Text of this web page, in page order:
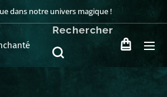
dans notre univers magique !
Rechercher